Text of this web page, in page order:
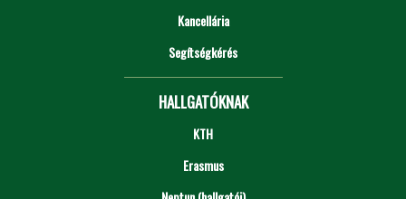
Kancellária
Segítségkérés
HALLGATÓKNAK
KTH
Erasmus